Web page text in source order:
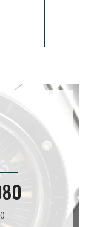
ペック
サ
ピアン・カンパニ